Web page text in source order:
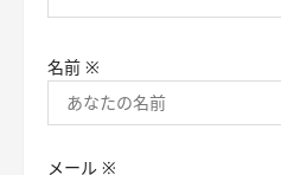
名前 ※
メール ※